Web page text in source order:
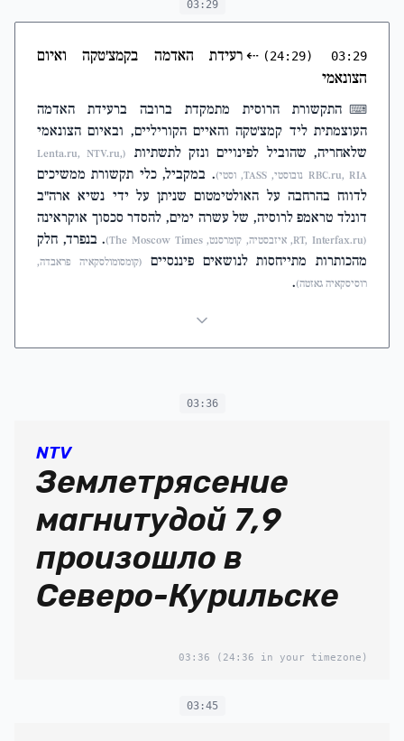
03:29
03:29
(24:29)
⇠ רעידת האדמה בקמצ'טקה ואיום
הצונאמי
⌨ התקשורת הרוסית מתמקדת ברובה ברעידת האדמה
העוצמתית ליד קמצ'טקה והאיים הקוריליים, ובאיום הצונאמי
שלאחריה, שהוביל לפינויים ונזק לתשתיות
(Lenta.ru, NTV.ru,
RBC.ru, RIA נובוסטי, TASS, וסטי)
. במקביל, כלי תקשורת ממשיכים
לדווח בהרחבה על האולטימטום שניתן על ידי נשיא ארה"ב
דונלד טראמפ לרוסיה, של עשרה ימים, להסדר סכסוך אוקראינה
(RT, Interfax.ru, איזבסטיה, קומרסנט, The Moscow Times)
. בנפרד, חלק
מהכותרות מתייחסות לנושאים פיננסיים
(קומסומולסקאיה פראבדה,
רוסיסקאיה גאזטה).
03:36
NTV
Землетрясение
магнитудой 7,9
произошло в
Северо-Курильске
03:36 (24:36 in your timezone)
03:45